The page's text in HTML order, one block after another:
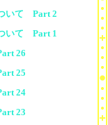
いて Part 2
いて Part 1
26
25
24
23